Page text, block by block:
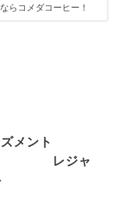
らコメダコーヒー！
レジャ